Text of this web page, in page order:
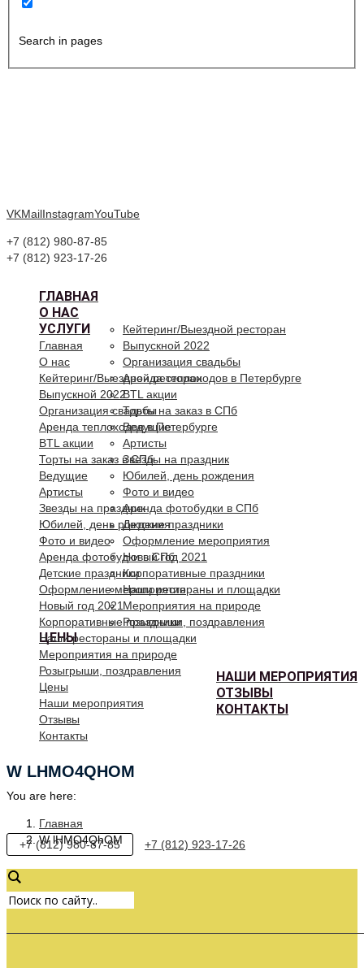
Search in pages
VKMailInstagramYouTube
+7 (812) 980-87-85
+7 (812) 923-17-26
ГЛАВНАЯ
О НАС
УСЛУГИ
Кейтеринг/Выездной ресторан
Выпускной 2022
Организация свадьбы
Аренда теплоходов в Петербурге
BTL акции
Торты на заказ в СПб
Ведущие
Артисты
Звезды на праздник
Юбилей, день рождения
Фото и видео
Аренда фотобудки в СПб
Детские праздники
Оформление мероприятия
Новый год 2021
Корпоративные праздники
Наши рестораны и площадки
Мероприятия на природе
Розыгрыши, поздравления
ЦЕНЫ
НАШИ МЕРОПРИЯТИЯ
ОТЗЫВЫ
КОНТАКТЫ
Главная
О нас
Кейтеринг/Выездной ресторан
Выпускной 2022
Организация свадьбы
Аренда теплоходов в Петербурге
BTL акции
Торты на заказ в СПб
Ведущие
Артисты
Звезды на праздник
Юбилей, день рождения
Фото и видео
Аренда фотобудки в СПб
Детские праздники
Оформление мероприятия
Новый год 2021
Корпоративные праздники
Наши рестораны и площадки
Мероприятия на природе
Розыгрыши, поздравления
Цены
Наши мероприятия
Отзывы
Контакты
W LHMO4QHOM
You are here:
Главная
W lHMO4QhOM
+7 (812) 980-87-85 +7 (812) 923-17-26